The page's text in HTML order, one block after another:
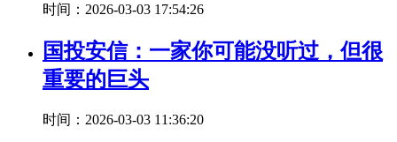
时间：2026-03-03 17:54:26
国投安信：一家你可能没听过，但很
重要的巨头
时间：2026-03-03 11:36:20